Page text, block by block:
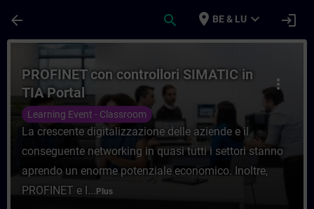
arrow_back search place BE & LU expand_more login
Cours - PROFINET con controllori
more_vert
PROFINET con controllori SIMATIC in
TIA Portal
Learning Event - Classroom
La crescente digitalizzazione delle aziende e il
conseguente networking in quasi tutti i settori stanno
aprendo un enorme potenziale economico. Inoltre,
PROFINET e I... Plus